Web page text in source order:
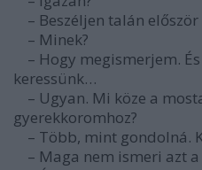
– Beszéljen talán
– Minek?
– Hogy megismerjem.
keressünk…
– Ugyan. Mi köze a
gyerekkoromhoz?
– Több, mint gondolná.
– Maga nem ismeri azt a